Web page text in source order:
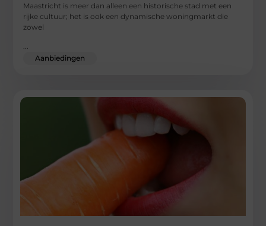
Maastricht is meer dan alleen een historische stad met een
rijke cultuur; het is ook een dynamische woningmarkt die
zowel
...
Aanbiedingen